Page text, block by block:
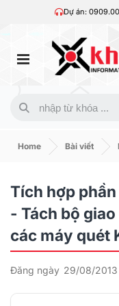
Dự án:
Home Bài viết
Tích hợp
- Tách bộ
các máy quét
Đăng ngày 29/08/2013